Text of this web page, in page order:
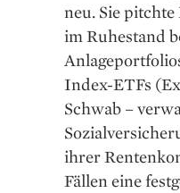
neu. Sie
im Ruhestand
Index-ETFs
Schwab –
ihrer
Fällen eine